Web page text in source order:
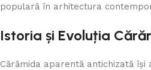
populară în arhitectura
Istoria și Evoluția
Cărămida aparentă antichizată își